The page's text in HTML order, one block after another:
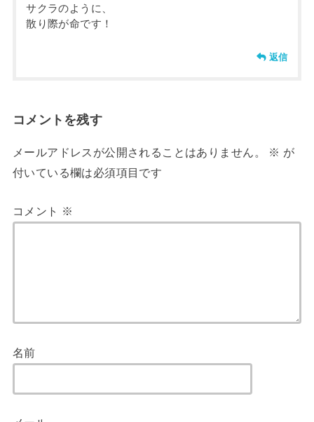
サクラのように、
散り際が命です！
返信
コメントを残す
メールアドレスが公開されることはありません。 ※ が
付いている欄は必須項目です
コメント ※
名前